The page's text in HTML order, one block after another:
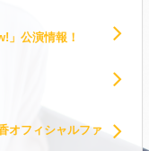
」公演情報！
オフィシャルファ